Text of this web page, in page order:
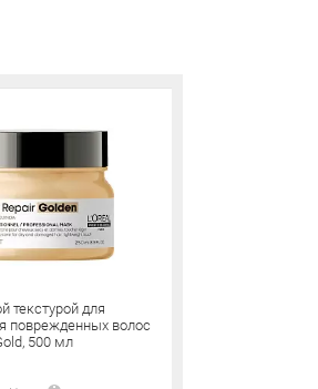
текстурой для
поврежденных волос
500 мл